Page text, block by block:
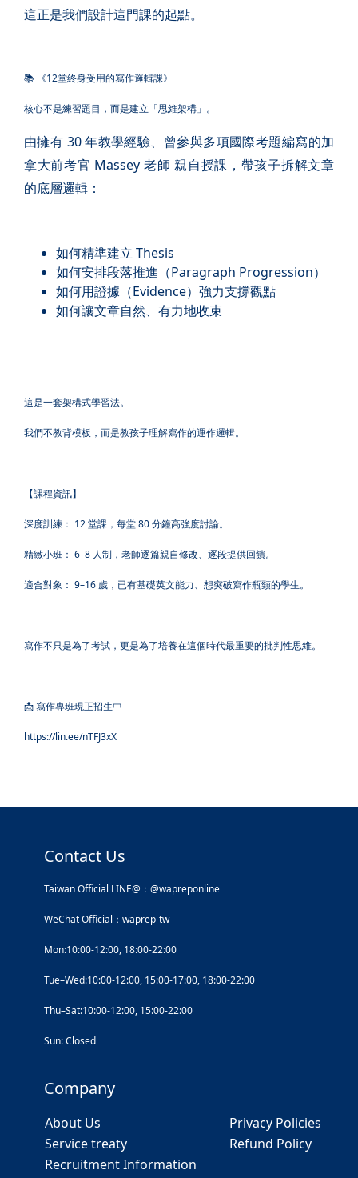
這正是我們設計這門課的起點。
📚 《12堂終身受用的寫作邏輯課》
核心不是練習題目，而是建立「思維架構」。
由擁有 30 年教學經驗、曾參與多項國際考題編寫的加
拿大前考官 Massey 老師 親自授課，帶孩子拆解文章
的底層邏輯：
如何精準建立 Thesis
如何安排段落推進（Paragraph Progression）
如何用證據（Evidence）強力支撐觀點
如何讓文章自然、有力地收束
這是一套架構式學習法。
我們不教背模板，而是教孩子理解寫作的運作邏輯。
【課程資訊】
深度訓練： 12 堂課，每堂 80 分鐘高強度討論。
精緻小班： 6–8 人制，老師逐篇親自修改、逐段提供回饋。
適合對象： 9–16 歲，已有基礎英文能力、想突破寫作瓶頸的學生。
寫作不只是為了考試，更是為了培養在這個時代最重要的批判性思維。
📩 寫作專班現正招生中
https://lin.ee/nTFJ3xX
Contact Us
Taiwan Official LINE@：@wapreponline
WeChat Official：waprep-tw
Mon:10:00-12:00, 18:00-22:00
Tue–Wed:10:00-12:00, 15:00-17:00, 18:00-22:00
Thu–Sat:10:00-12:00, 15:00-22:00
Sun: Closed
Company
About Us
Privacy Policies
Service treaty
Refund Policy
Recruitment Information